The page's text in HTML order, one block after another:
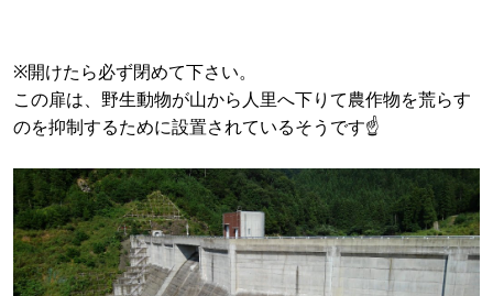
※開けたら必ず閉めて下さい。
この扉は、野生動物が山から人里へ下りて農作物を荒らす
のを抑制するために設置されているそうです☝️